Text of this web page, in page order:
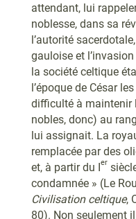
attendant, lui
noblesse, dans sa
l’autorité
gauloise et
la société celtique
l’époque de César
difficulté à maintenir
nobles, donc) au
lui assignait. La
remplacée par des
et, à partir du Ier
condamnée » (Le
Civilisation celtique,
80). Non seulement